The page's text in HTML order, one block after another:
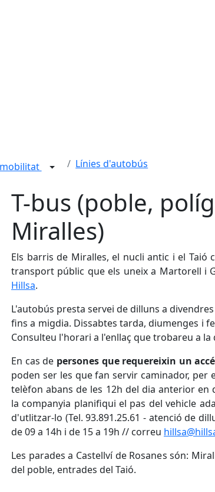
Línies d'autobús
T-bus (poble,
Miralles)
Els barris de Miralles, el nucli antic i el Taió
transport públic que els uneix a Martorell i
Hillsa.
L'autobús presta servei de dilluns a
fins a migdia. Dissabtes tarda, diumenges i
Consulteu l'horari a l'enllaç que trobareu a la
En cas de persones que requereixin un
poden ser les que fan servir caminador, per
telèfon abans de les 12h del dia anterior en
la companyia planifiqui el pas del vehicle
d'utlitzar-lo (Tel. 93.891.25.61 - atenció de
de 09 a 14h i de 15 a 19h // correu
Les parades a Castellví de Rosanes són:
del poble, entrades del Taió.